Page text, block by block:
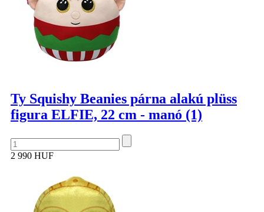
Ty Squishy Beanies párna alakú plüss
figura ELFIE, 22 cm - manó (1)
2 990 HUF